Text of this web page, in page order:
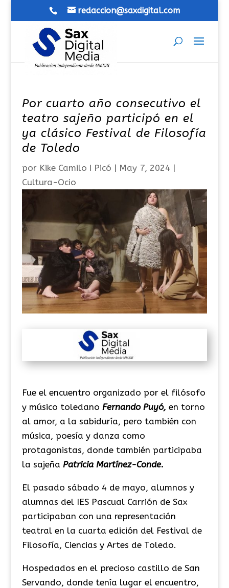
redaccion@saxdigital.com
Por cuarto año consecutivo el
teatro sajeño participó en el
ya clásico Festival de Filosofía
de Toledo
por Kike Camilo i Picó | May 7, 2024 |
Cultura-Ocio
Fue el encuentro organizado por el filósofo
y músico toledano Fernando Puyó, en torno
al amor, a la sabiduría, pero también con
música, poesía y danza como
protagonistas, donde también participaba
la sajeña Patricia Martínez-Conde.
El pasado sábado 4 de mayo, alumnos y
alumnas del IES Pascual Carrión de Sax
participaban con una representación
teatral en la cuarta edición del Festival de
Filosofía, Ciencias y Artes de Toledo.
Hospedados en el precioso castillo de San
Servando, donde tenía lugar el encuentro,